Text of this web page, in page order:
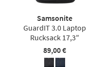
Samsonite
GuardIT 3.0 Laptop
Rucksack 17,3″
89,00 €